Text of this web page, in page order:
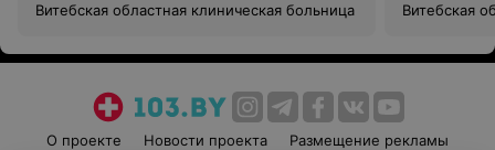
Витебская областная клиническая больница Витебская
О проекте Новости проекта
Размещение рекламы